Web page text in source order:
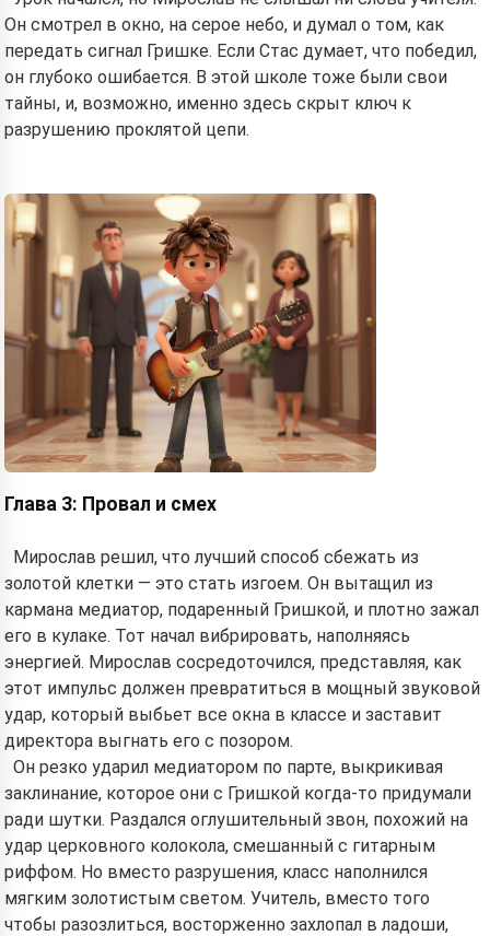
Он смотрел в окно, на серое небо, и думал о том, как
передать сигнал Гришке. Если Стас думает, что победил,
он глубоко ошибается. В этой школе тоже были свои
тайны, и, возможно, именно здесь скрыт ключ к
разрушению проклятой цепи.
Глава 3: Провал и смех
Мирослав решил, что лучший способ сбежать из
золотой клетки — это стать изгоем. Он вытащил из
кармана медиатор, подаренный Гришкой, и плотно зажал
его в кулаке. Тот начал вибрировать, наполняясь
энергией. Мирослав сосредоточился, представляя, как
этот импульс должен превратиться в мощный звуковой
удар, который выбьет все окна в классе и заставит
директора выгнать его с позором.
Он резко ударил медиатором по парте, выкрикивая
заклинание, которое они с Гришкой когда-то придумали
ради шутки. Раздался оглушительный звон, похожий на
удар церковного колокола, смешанный с гитарным
риффом. Но вместо разрушения, класс наполнился
мягким золотистым светом. Учитель, вместо того
чтобы разозлиться, восторженно захлопал в ладоши,